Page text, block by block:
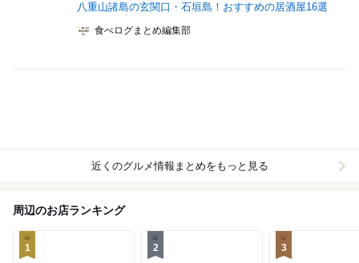
八重山諸島の玄関口・石垣島！おすすめの居酒屋16選
食べログまとめ編集部
近くのグルメ情報まとめをもっと見る
周辺のお店ランキング
1 2 3